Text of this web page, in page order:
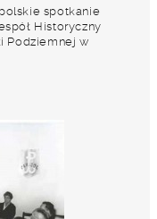
spotkanie
Historyczny
Podziemnej w